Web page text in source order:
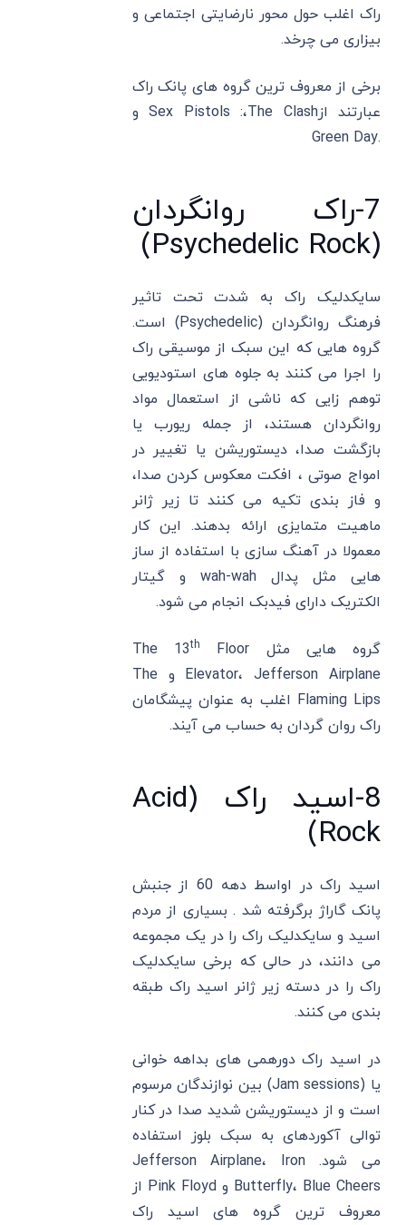
راک اغلب حول محور نارضایتی اجتماعی و
بیزاری می چرخد.
برخی از معروف ترین گروه های پانک راک
عبارتند ازSex Pistols :،The Clash و
.Green Day
7-راک روانگردان
(Psychedelic Rock)
سایکدلیک راک به شدت تحت تاثیر
فرهنگ روانگردان (Psychedelic) است.
گروه ‌هایی که این سبک از موسیقی راک
را اجرا می ‌کنند به جلوه‌ های استودیویی
توهم زایی که ناشی از استعمال مواد
روانگردان هستند، از جمله ریورب یا
بازگشت صدا، دیستوریشن یا تغییر در
امواج صوتی ، افکت معکوس کردن صدا،
و فاز بندی تکیه می ‌کنند تا زیر ژانر
ماهیت متمایزی ارائه بدهند. این کار
معمولا در آهنگ سازی با استفاده از ساز
هایی مثل پدال wah-wah و گیتار
الکتریک دارای فیدبک انجام می شود.
گروه هایی مثل The 13 th
Floor
Elevator، Jefferson Airplane و The
Flaming Lips اغلب به عنوان پیشگامان
راک روان گردان به حساب می آیند.
8-اسید راک (Acid
Rock)
اسید راک در اواسط دهه 60 از جنبش
پانک گاراژ برگرفته شد . بسیاری از مردم
اسید و سایکدلیک راک را در یک مجموعه
می ‌دانند، در حالی که برخی سایکدلیک
راک را در دسته زیر ژانر اسید راک طبقه
‌بندی می‌ کنند.
در اسید راک دورهمی های بداهه خوانی
یا (Jam sessions) بین نوازندگان مرسوم
است و از دیستوریشن شدید صدا در کنار
توالی آکوردهای به سبک بلوز استفاده
می شود. Jefferson Airplane، Iron
Butterfly، Blue Cheers و Pink Floyd از
معروف ترین گروه های اسید راک